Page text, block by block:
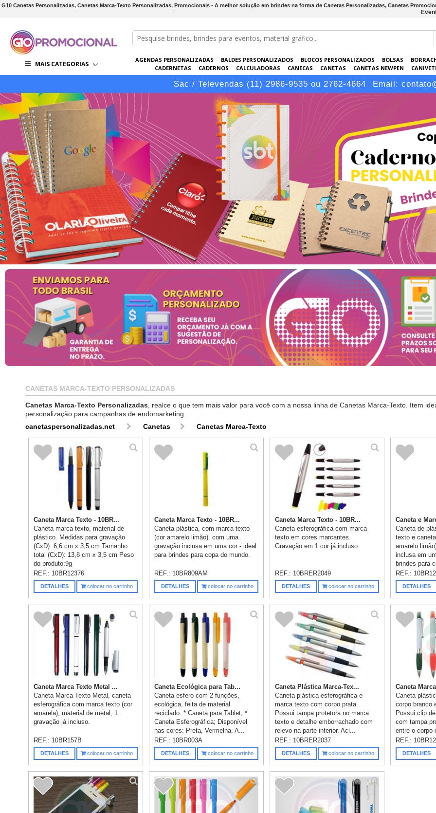
G10 Canetas Personalizadas, Canetas Marca-Texto Personalizadas, Promocionais - A melhor solução em brindes na forma de Canetas Personalizadas, Canetas
MAIS CATEGORIAS
AGENDAS PERSONALIZADAS BALDES PERSONALIZADOS BLOCOS PERSONALIZADOS BOLSAS
CADERNETAS
CADERNOS CALCULADORAS CANECAS CANETAS CANETAS NEWPEN
CONJUNTOS DE BRINDES
COPOS ELETRÔNICOS EMBALAGENS ESCRITÓRIO EVENTOS GARRAFAS
LÁPIS
Sac / Televendas (11) 2986-9535 ou 2762-4664 Email:
CANETAS MARCA-TEXTO PERSONALIZADAS
Canetas Marca-Texto Personalizadas , realce o que tem mais valor para você com a nossa linha de Canetas Marca-Texto. Item
personalização para campanhas de endomarketing.
canetaspersonalizadas.net
Canetas Canetas Marca-Texto
Caneta Marca Texto - 10BR...
Caneta marca texto, material de
plástico. Medidas para gravação
(CxD): 6,6 cm x 3,5 cm Tamanho
total (CxD): 13,8 cm x 3,5 cm Peso
do produto:9g
REF.: 10BR12376
DETALHES colocar no carrinho
Caneta Marca Texto - 10BR...
Caneta plástica, com marca texto
(cor amarelo limão). com uma
gravação inclusa em uma cor - ideal
para brindes para copa do mundo.
REF.: 10BR809AM
DETALHES colocar no carrinho
Caneta Marca Texto - 10BR...
Caneta esferográfica com marca
texto em cores marcantes.
Gravação em 1 cor já incluso.
REF.: 10BRER2049
DETALHES colocar no carrinho
Caneta e
Caneta de
texto e
amarelo
inclusa em
brindes para
REF.:
DETALHES
Caneta Marca Texto Metal ...
Caneta Marca Texto Metal, caneta
esferográfica com marca texto (cor
amarela), material de metal, 1
gravação já incluso.
REF.: 10BR157B
DETALHES colocar no carrinho
Caneta Ecológica para Tab...
Caneta esfero com 2 funções,
ecológica, feita de material
reciclado. * Caneta para Tablet; *
Caneta Esferográfica; Disponível
nas cores: Preta, Vermelha, A...
REF.: 10BR003A
DETALHES colocar no carrinho
Caneta Plástica Marca-Tex...
Caneta plástica esferográfica e
marca texto com corpo prata.
Possui tampa protetora no marca
texto e detalhe emborrachado com
relevo na parte inferior. Aci...
REF.: 10BRER2037
DETALHES colocar no carrinho
Caneta
Caneta
corpo branco
Possui clip
com tampa
entre o corpo
REF.:
DETALHES